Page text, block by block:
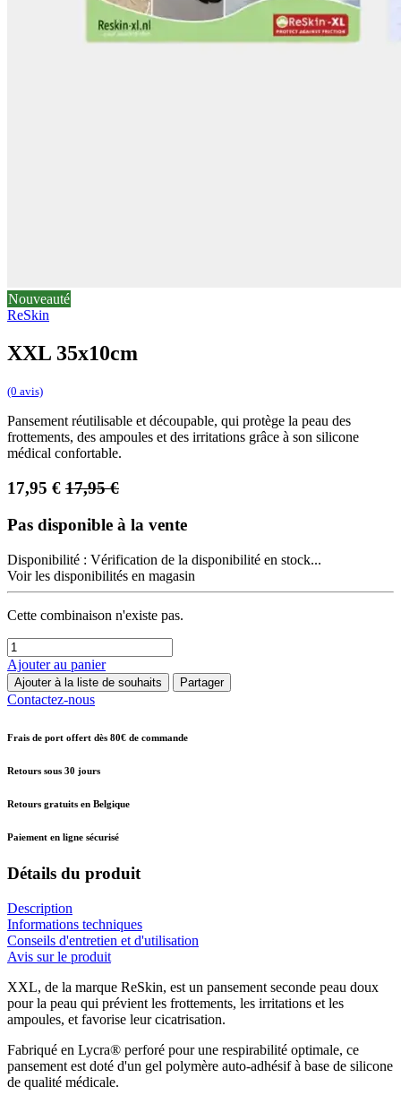
Nouveauté
ReSkin
XXL 35x10cm
(0 avis)
Pansement réutilisable et découpable, qui protège la peau des
frottements, des ampoules et des irritations grâce à son silicone
médical confortable.
17,95 € 17,95€
Pas disponible à la vente
Disponibilité : Vérification de la disponibilité en stock...
Voir les disponibilités en magasin
Cette combinaison n'existe pas.
Ajouter au panier
Ajouter à la liste de souhaits Partager
Contactez-nous
Frais de port offert dès 80€ de commande
Retours sous 30 jours
Retours gratuits en Belgique
Paiement en ligne sécurisé
Détails du produit
Description
Informations techniques
Conseils d'entretien et d'utilisation
Avis sur le produit
XXL, de la marque ReSkin, est un pansement seconde peau doux
pour la peau qui prévient les frottements, les irritations et les
ampoules, et favorise leur cicatrisation.
Fabriqué en Lycra® perforé pour une respirabilité optimale, ce
pansement est doté d'un gel polymère auto-adhésif à base de silicone
de qualité médicale.